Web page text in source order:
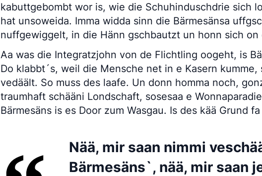
kabuttgebombt wor is, wie die Schuhinduschdrie sich
hat unsoweida. Imma widda sinn die Bärmesänsa
nuffgewiggelt, in die Hänn gschbautzt un honn sich on
Aa was die Integratzjohn von de Flichtling oogeht, is
Do klabbt´s, weil die Mensche net in e Kasern
vedäält. So muss des laafe. Un donn homma noch,
traumhaft schääni Londschaft, sosesaa e
Bärmesäns is es Door zum Wasgau. Is des kää Grund
Nää, mir saan nimmi
Bärmesäns`, nää, mir saan